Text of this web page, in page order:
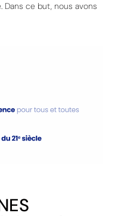
Dans ce but, nous avons